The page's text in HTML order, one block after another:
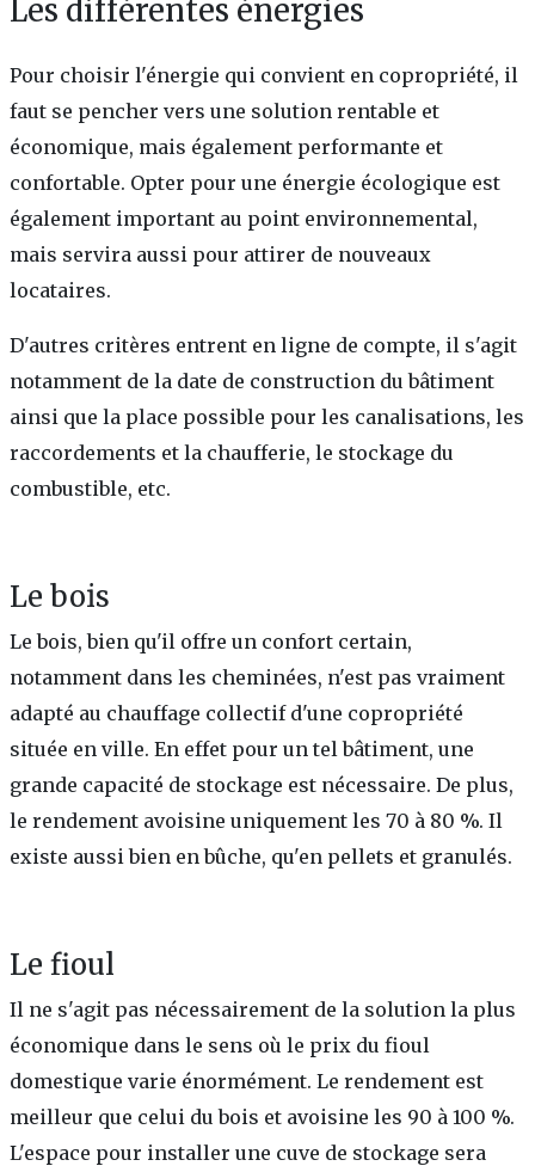
Les différentes énergies
Pour choisir l'énergie qui convient en copropriété, il
faut se pencher vers une solution rentable et
économique, mais également performante et
confortable. Opter pour une énergie écologique est
également important au point environnemental,
mais servira aussi pour attirer de nouveaux
locataires.
D'autres critères entrent en ligne de compte, il s'agit
notamment de la date de construction du bâtiment
ainsi que la place possible pour les canalisations, les
raccordements et la chaufferie, le stockage du
combustible, etc.
Le bois
Le bois, bien qu'il offre un confort certain,
notamment dans les cheminées, n'est pas vraiment
adapté au chauffage collectif d'une copropriété
située en ville. En effet pour un tel bâtiment, une
grande capacité de stockage est nécessaire. De plus,
le rendement avoisine uniquement les 70 à 80 %. Il
existe aussi bien en bûche, qu'en pellets et granulés.
Le fioul
Il ne s'agit pas nécessairement de la solution la plus
économique dans le sens où le prix du fioul
domestique varie énormément. Le rendement est
meilleur que celui du bois et avoisine les 90 à 100 %.
L'espace pour installer une cuve de stockage sera